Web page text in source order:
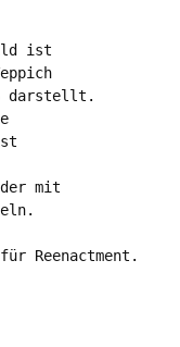
ist
darstellt.
mit
Reenactment.